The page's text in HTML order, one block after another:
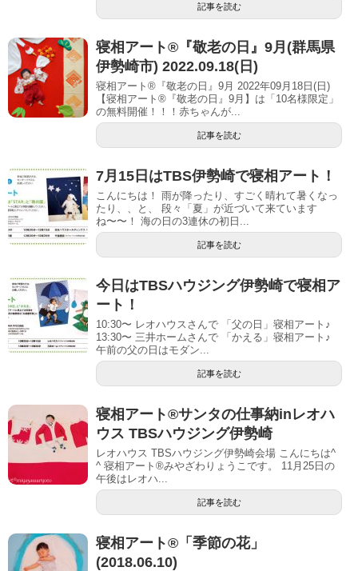
記事を読む
寝相アート®︎『敬老の日』9月(群馬県
伊勢崎市) 2022.09.18(日)
寝相アート®『敬老の日』9月 2022年09月18日(日)
【寝相アート®︎『敬老の日』9月】は「10名様限定」
の無料開催！！！赤ちゃんが...
記事を読む
7月15日はTBS伊勢崎で寝相アート！
こんにちは！ 雨が降ったり、すごく晴れて暑くなっ
たり、、と、 段々「夏」が近づいて来ています
ね〜〜！ 海の日の3連休の初日...
記事を読む
今日はTBSハウジング伊勢崎で寝相ア
ート！
10:30〜 レオハウスさんで 「父の日」寝相アート♪
13:30〜 三井ホームさんで 「かえる」寝相アート♪
午前の父の日はモダン...
記事を読む
寝相アート®︎サンタの仕事納inレオハ
ウス TBSハウジング伊勢崎
レオハウス TBSハウジング伊勢崎会場 こんにちは^
^ 寝相アート®︎みやざわりょうこです。 11月25日の
午後はレオハ...
記事を読む
寝相アート®︎「季節の花」
(2018.06.10)